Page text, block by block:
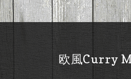
欧風Curry